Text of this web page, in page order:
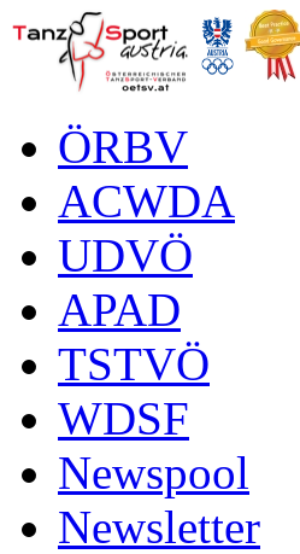
ÖRBV
ACWDA
UDVÖ
APAD
TSTVÖ
WDSF
Newspool
Newsletter